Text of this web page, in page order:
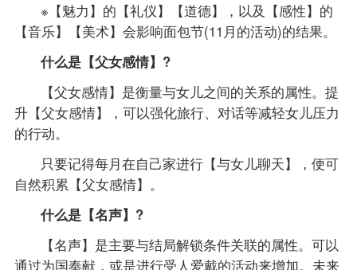
※【魅力】的【礼仪】【道德】，以及【感性】的
【音乐】【美术】会影响面包节(11月的活动)的结果。
什么是【父女感情】?
【父女感情】是衡量与女儿之间的关系的属性。提
升【父女感情】，可以强化旅行、对话等减轻女儿压力
的行动。
只要记得每月在自己家进行【与女儿聊天】，便可
自然积累【父女感情】。
什么是【名声】?
【名声】是主要与结局解锁条件关联的属性。可以
通过为国奉献，或是进行受人爱戴的活动来增加。未来